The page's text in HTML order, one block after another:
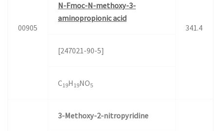
00905 341.4
N-Fmoc-N-methoxy-3-
aminopropionic acid
[247021-90-5]
C19H 19NO5
3-Methoxy-2-nitropyridine